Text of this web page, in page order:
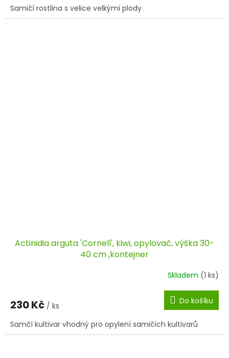
Samičí rostlina s velice velkými plody
Actinidia arguta 'Cornell', kiwi, opylovač, výška 30-
40 cm ,kontejner
Skladem (1 ks)
230 Kč / ks Do košíku
Samčí kultivar vhodný pro opylení samičích kultivarů